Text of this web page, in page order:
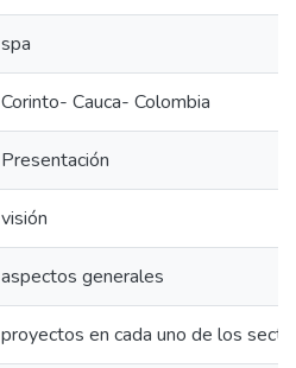
spa
Corinto- Cauca- Colombia
Presentación
visión
aspectos generales
proyectos en cada uno de los